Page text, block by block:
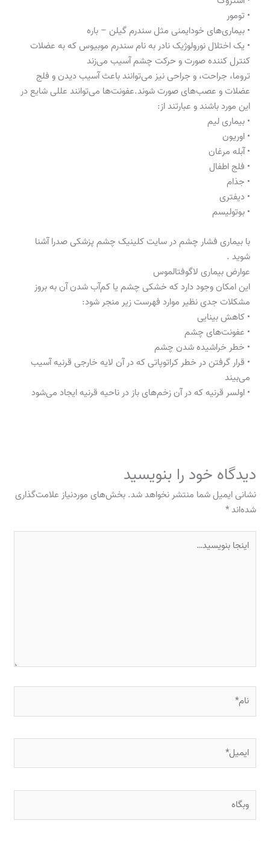
• تومور
• بیماری‌های خودایمنی مثل سندرم گیلن – باره
• یک اختلال نورولوژیک نادر به نام سندرم موبیوس که به عضلات
کنترل کننده صورت و حرکت چشم آسیب می‌زند
تروما، جراحت، و جراحی نیز می‌توانند باعث آسیب دیدن و فلج
عضلات و عصب‌های صورت شوند.عفونت‌ها می‌توانند عللی شایع در
این مورد باشند و عبارتند از:
• بیماری لیم
• اوریون
• آبله مرغان
• فلج اطفال
• جذام
• دیفتری
• بوتولیسم
با بیماری فشار چشم در سایت کلینیک چشم پزشکی صدرا آشنا
شوید .
عوارض بیماری لاگوفتالموس
این امکان وجود دارد که خشکی چشم یا کم‌آب شدن آن به بروز
مشکلات جدی نظیر موارد فهرست زیر منجر شود:
• کاهش بینایی
• عفونت‌های چشم
• خطر خراشیده شدن چشم
• قرار گرفتن در خطر کراتوپاتی که در آن لایه خارجی قرنیه آسیب
می‌بیند
• اولسر قرنیه که در آن زخم‌های باز در ناحیه قرنیه ایجاد می‌شود
دیدگاه‌ خود را بنویسید
نشانی ایمیل شما منتشر نخواهد شد. بخش‌های موردنیاز علامت‌گذاری
شده‌اند*
بنویسید…
وبگاه